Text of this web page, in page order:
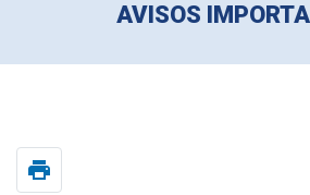
AVISOS
print